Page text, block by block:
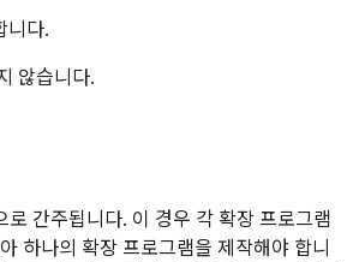
니다.
않습니다.
간주됩니다. 이 경우 각 확장 프로그램
하나의 확장 프로그램을 제작해야 합니